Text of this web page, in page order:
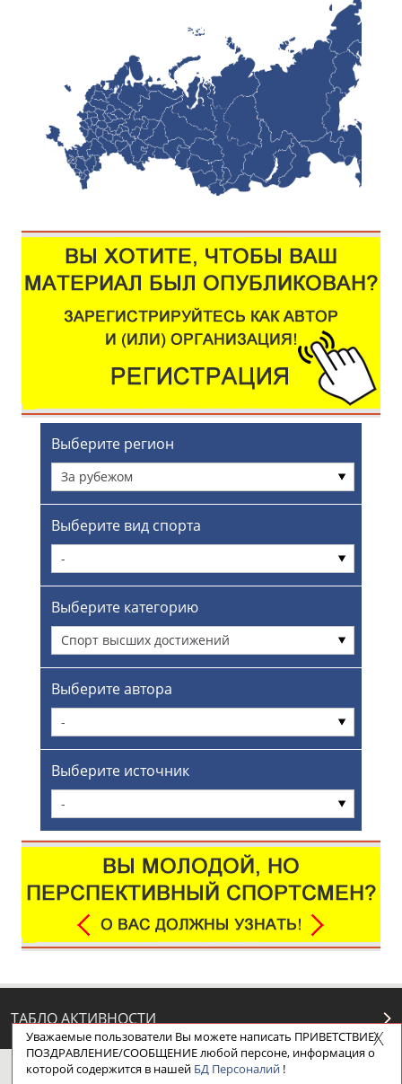
Выберите регион
За рубежом
Выберите вид спорта
-
Выберите категорию
Спорт высших достижений
Выберите автора
-
Выберите источник
-
ТАБЛО АКТИВНОСТИ
ЦЕЛИ ПРОЕКТА НАШИ КНОПКИ
Уважаемые пользователи Вы можете написать ПРИВЕТСТВИЕ/
ПОЗДРАВЛЕНИЕ/СООБЩЕНИЕ любой персоне, информация о
которой содержится в нашей БД Персоналий!